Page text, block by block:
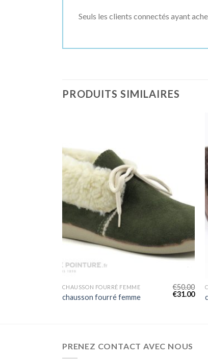
Seuls les clients connectés ayant
PRODUITS SIMILAIRES
CHAUSSON FOURRÉ FEMME
chausson fourré femme
€50.00
€31.00
PRENEZ CONTACT AVEC NOUS